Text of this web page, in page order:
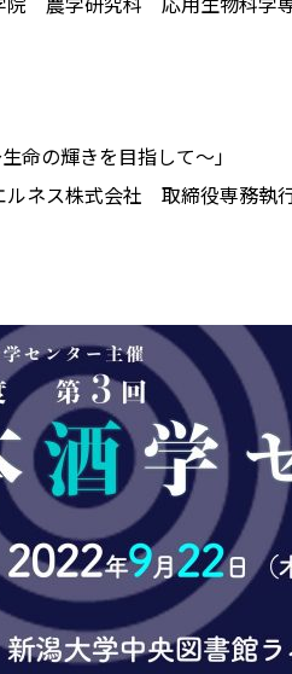
命の輝きを目指して～」
ネス株式会社 取締役専務執行